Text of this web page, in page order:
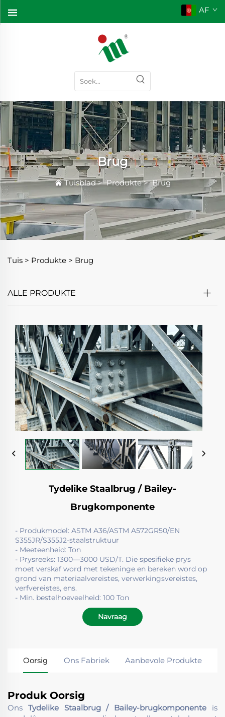
AF
Brug
Tuisblad>Produkte>Brug
Tuis > Produkte > Brug
ALLE PRODUKTE
Tydelike Staalbrug / Bailey-
Brugkomponente
- Produkmodel: ASTM A36/ASTM A572GR50/EN
S355JR/S355J2-staalstruktuur
- Meeteenheid: Ton
- Prysreeks: 1300—3000 USD/T. Die spesifieke prys
moet verskaf word met tekeninge en bereken word op
grond van materiaalvereistes, verwerkingsvereistes,
verfvereistes, ens.
- Min. bestelhoeveelheid: 100 Ton
Navraag
Oorsig Ons Fabriek Aanbevole Produkte
Produk Oorsig
Ons Tydelike Staalbrug / Bailey-brugkomponente is